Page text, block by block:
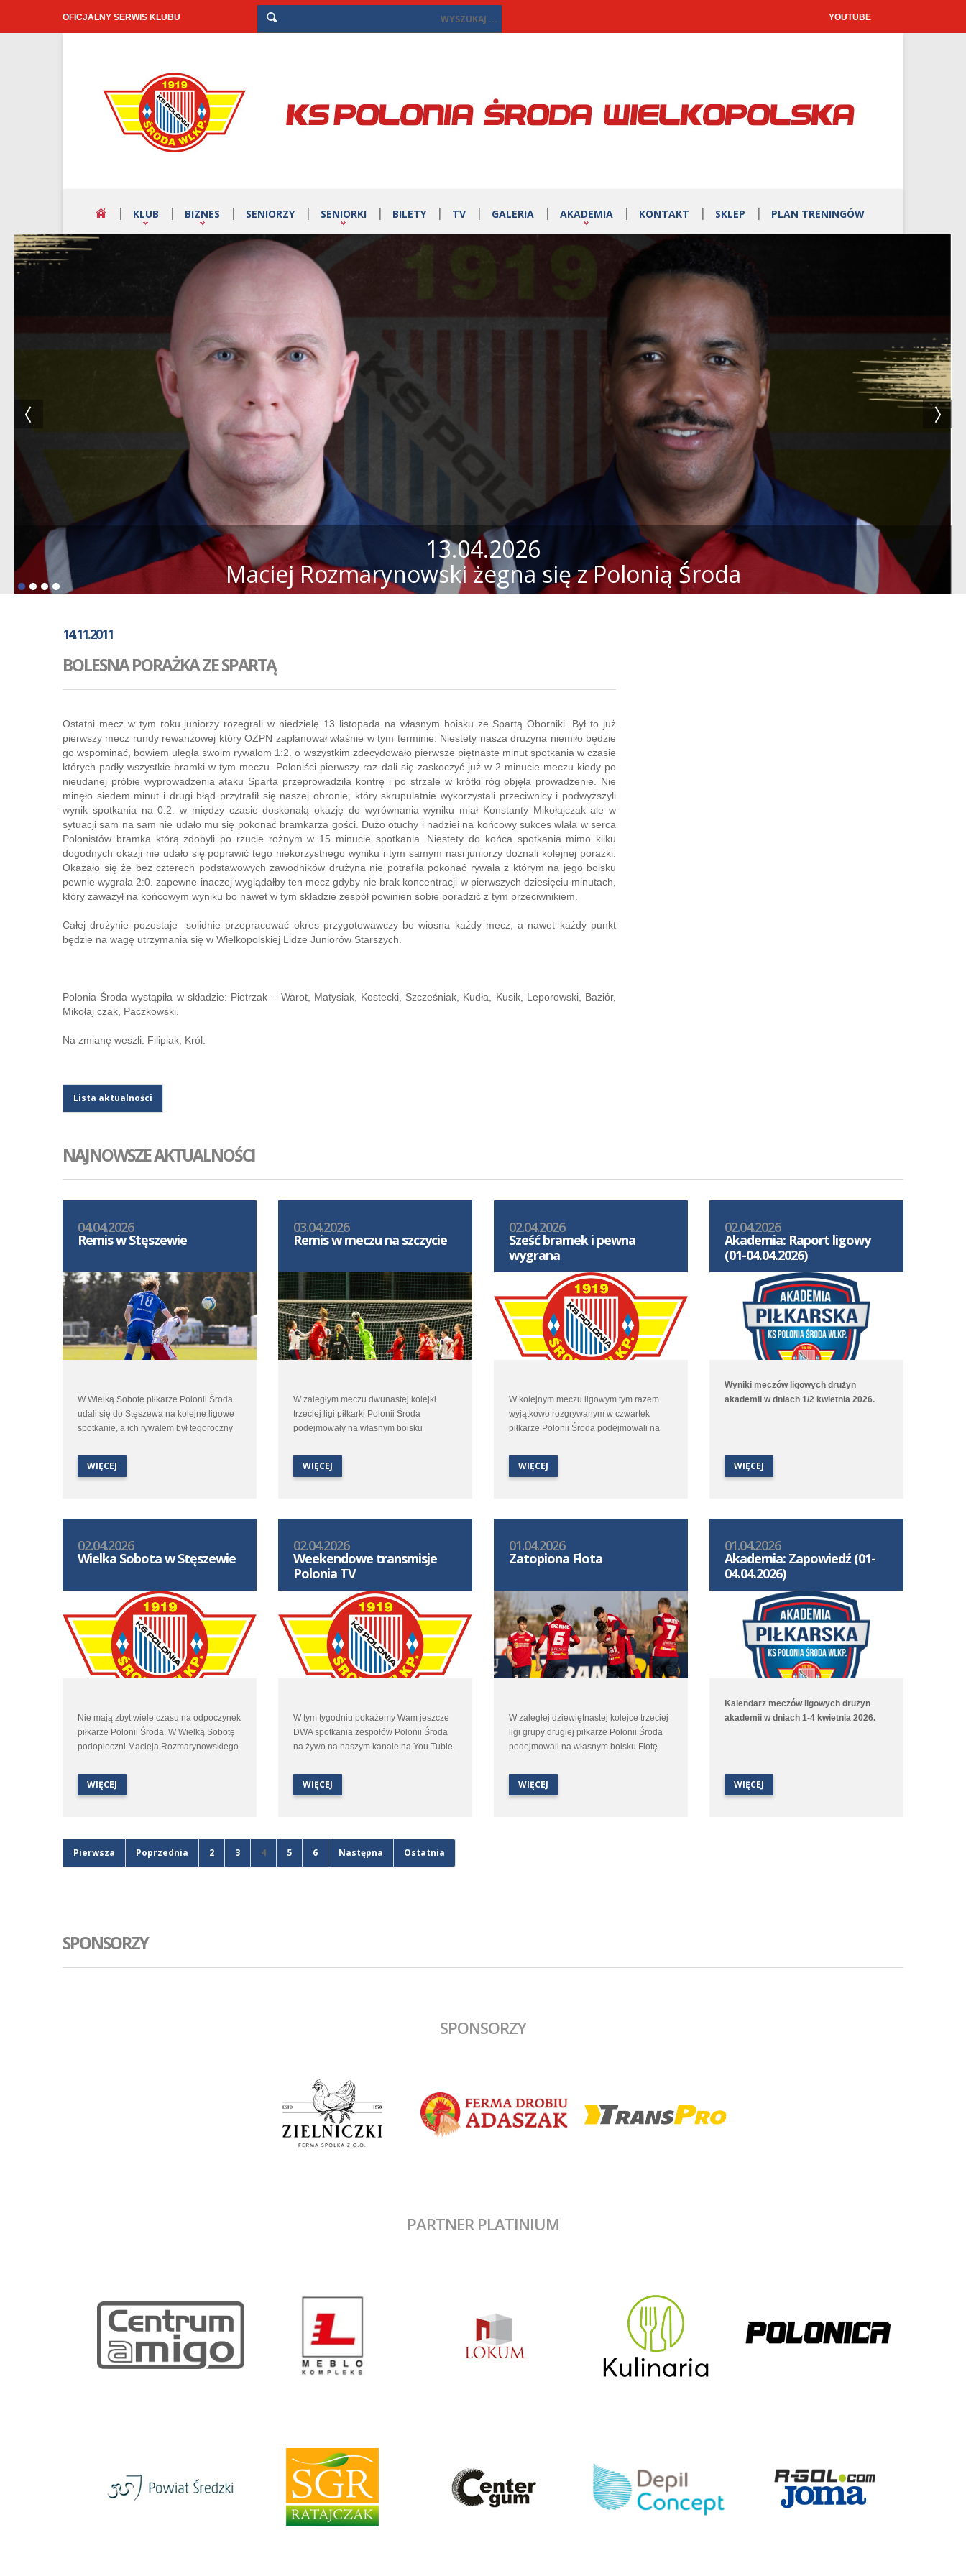
OFICJALNY SERWIS KLUBU YOUTUBE
KLUB BIZNES SENIORZY SENIORKI BILETY TV GALERIA AKADEMIA KONTAKT SKLEP PLAN TRENINGÓW
13.04.2026
Maciej Rozmarynowski żegna się z Polonią Środa
14.11.2011
BOLESNA PORAŻKA ZE SPARTĄ
Ostatni mecz w tym roku juniorzy rozegrali w niedzielę 13 listopada na własnym boisku ze Spartą Oborniki. Był to już
pierwszy mecz rundy rewanżowej który OZPN zaplanował właśnie w tym terminie. Niestety nasza drużyna niemiło będzie
go wspominać, bowiem uległa swoim rywalom 1:2. o wszystkim zdecydowało pierwsze piętnaste minut spotkania w czasie
których padły wszystkie bramki w tym meczu. Poloniści pierwszy raz dali się zaskoczyć już w 2 minucie meczu kiedy po
nieudanej próbie wyprowadzenia ataku Sparta przeprowadziła kontrę i po strzale w krótki róg objęła prowadzenie. Nie
minęło siedem minut i drugi błąd przytrafił się naszej obronie, który skrupulatnie wykorzystali przeciwnicy i podwyższyli
wynik spotkania na 0:2. w między czasie doskonałą okazję do wyrównania wyniku miał Konstanty Mikołajczak ale w
sytuacji sam na sam nie udało mu się pokonać bramkarza gości. Dużo otuchy i nadziei na końcowy sukces wlała w serca
Polonistów bramka którą zdobyli po rzucie rożnym w 15 minucie spotkania. Niestety do końca spotkania mimo kilku
dogodnych okazji nie udało się poprawić tego niekorzystnego wyniku i tym samym nasi juniorzy doznali kolejnej porażki.
Okazało się że bez czterech podstawowych zawodników drużyna nie potrafiła pokonać rywala z którym na jego boisku
pewnie wygrała 2:0. zapewne inaczej wyglądałby ten mecz gdyby nie brak koncentracji w pierwszych dziesięciu minutach,
który zaważył na końcowym wyniku bo nawet w tym składzie zespół powinien sobie poradzić z tym przeciwnikiem.
Całej drużynie pozostaje solidnie przepracować okres przygotowawczy bo wiosna każdy mecz, a nawet każdy punkt
będzie na wagę utrzymania się w Wielkopolskiej Lidze Juniorów Starszych.
Polonia Środa wystąpiła w składzie: Pietrzak – Warot, Matysiak, Kostecki, Szcześniak, Kudła, Kusik, Leporowski, Baziór,
Mikołaj czak, Paczkowski.
Na zmianę weszli: Filipiak, Król.
Lista aktualności
NAJNOWSZE AKTUALNOŚCI
04.04.2026
Remis w Stęszewie
W Wielką Sobotę piłkarze Polonii Środa
udali się do Stęszewa na kolejne ligowe
spotkanie, a ich rywalem był tegoroczny
spotkanie obu zespołów dostarczyło
kibicom sporo emocji i na ponownie
WIĘCEJ
03.04.2026
Remis w meczu na szczycie
W zaległym meczu dwunastej kolejki
trzeciej ligi piłkarki Polonii Środa
podejmowały na własnym boisku
W kontekście walki o czołowe ligowe
lokaty było to spotkanie dla polonistek
WIĘCEJ
02.04.2026
Sześć bramek i pewna
wygrana
W kolejnym meczu ligowym tym razem
wyjątkowo rozgrywanym w czwartek
piłkarze Polonii Środa podejmowali na
WIĘCEJ
02.04.2026
Akademia: Raport ligowy
(01-04.04.2026)
Wyniki meczów ligowych drużyn
akademii w dniach 1/2 kwietnia 2026.
WIĘCEJ
02.04.2026
Wielka Sobota w Stęszewie
Nie mają zbyt wiele czasu na odpoczynek
piłkarze Polonii Środa. W Wielką Sobotę
podopieczni Macieja Rozmarynowskiego
25 kolejki trzeciej ligi zmierzyć się z
miejscowym Lipnem.
WIĘCEJ
02.04.2026
Weekendowe transmisje
Polonia TV
W tym tygodniu pokażemy Wam jeszcze
DWA spotkania zespołów Polonii Środa
na żywo na naszym kanale na You Tubie.
spotkaniem Orlen I ligi kobiet pomiędzy
Polonią Środa, a Ślęzą Wrocław, a
WIĘCEJ
01.04.2026
Zatopiona Flota
W zaległej dziewiętnastej kolejce trzeciej
ligi grupy drugiej piłkarze Polonii Środa
podejmowali na własnym boisku Flotę
miało odbyć się w listopadzie ze względu
na warunki atmosferyczne zostało
WIĘCEJ
01.04.2026
Akademia: Zapowiedź (01-
04.04.2026)
Kalendarz meczów ligowych drużyn
akademii w dniach 1-4 kwietnia 2026.
WIĘCEJ
Pierwsza Poprzednia 2 3 4 5 6 Następna Ostatnia
SPONSORZY
SPONSORZY
PARTNER PLATINIUM